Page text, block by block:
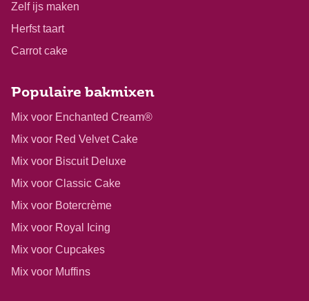
Zelf ijs maken
Herfst taart
Carrot cake
Populaire bakmixen
Mix voor Enchanted Cream®
Mix voor Red Velvet Cake
Mix voor Biscuit Deluxe
Mix voor Classic Cake
Mix voor Botercrème
Mix voor Royal Icing
Mix voor Cupcakes
Mix voor Muffins